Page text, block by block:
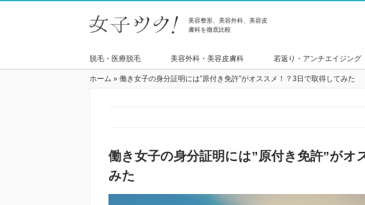
美容整形、美容外科、美容皮
膚科を徹底比較
脱毛・医療脱毛 美容外科・美容皮膚科 若返り・アンチエイジング
ホーム » 働き女子の身分証明には”原付き免許”がオススメ！？3日で取得してみた
働き女子の身分証明には”原付き免許”がオ
みた